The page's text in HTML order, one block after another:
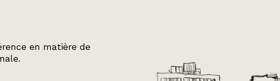
en matière de